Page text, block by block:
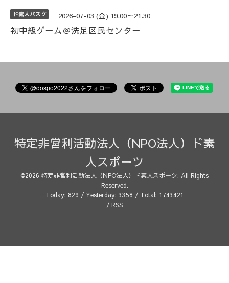
ド素人バスケ 2026-07-03 (金) 19:00～21:30
初中級ゲーム＠洗足区民センター
特定非営利活動法人（NPO法人）ド素
人スポーツ
©2026 特定非営利活動法人（NPO法人）ド素人スポーツ. All Rights
Reserved.
Today: 829 / Yesterday: 3358 / Total: 1743421
/ RSS